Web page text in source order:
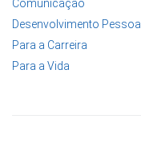
Comunicação
Desenvolvimento Pessoal
Para a Carreira
Para a Vida